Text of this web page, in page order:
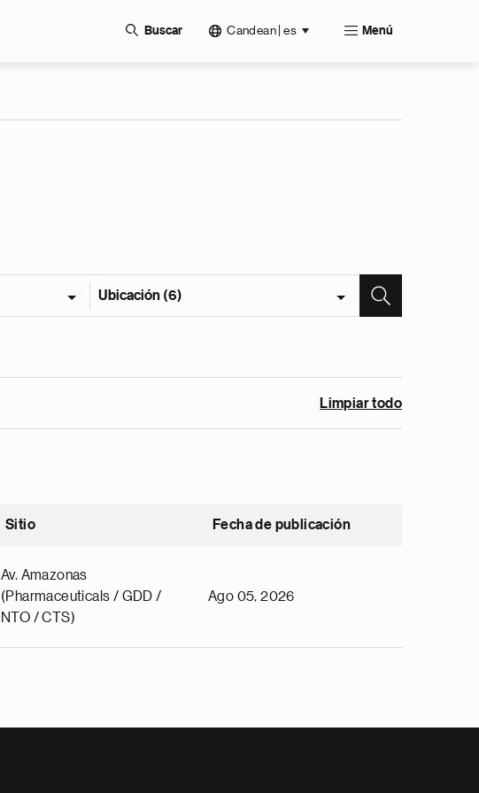
Buscar Candean | es Menú
Ubicación (6)
Limpiar todo
Sitio Fecha de publicación
Av. Amazonas
(Pharmaceuticals / GDD /
NTO / CTS)
Ago 05, 2026